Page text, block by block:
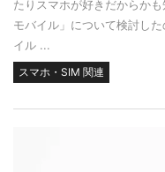
たりスマホが好きだからか
モバイル」について検討し
イル ...
スマホ・SIM 関連